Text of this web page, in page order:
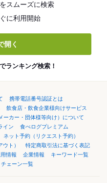
スムーズに検索
に利用開始
開く
ランキング検索！
携帯電話番号認証とは
飲食店・飲食企業様向けサービス
ーカー・団体様等向け）について
イン
食べログプレミアム
ネット予約（リクエスト予約）
ト）
特定商取引法に基づく表記
情報 企業情報
キーワード一覧
チェーン一覧